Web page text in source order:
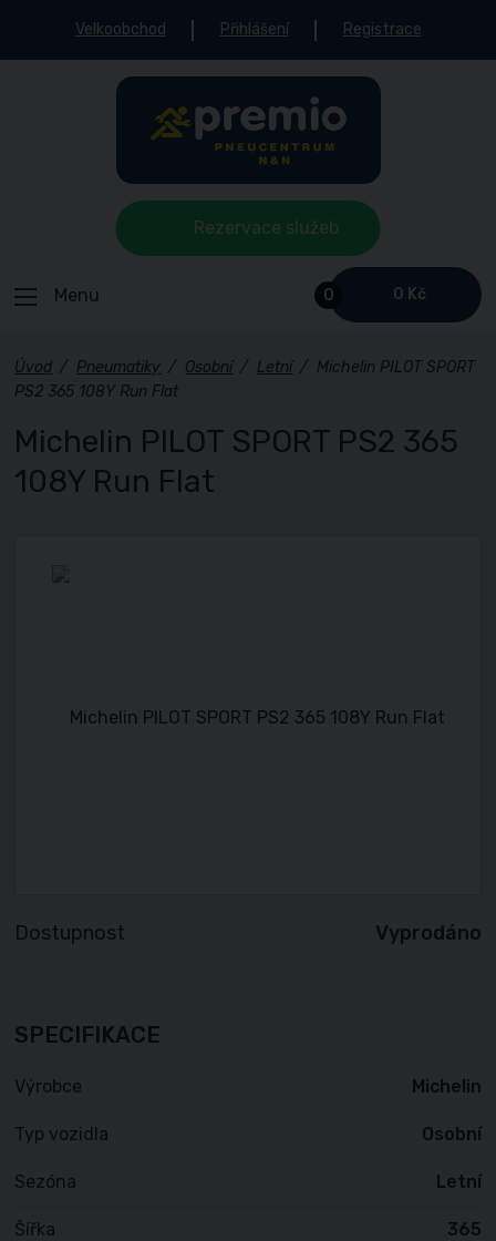
Velkoobchod Přihlášení Registrace
0 0 Kč
Menu
Rezervace služeb
Úvod / Pneumatiky / Osobní / Letní / Michelin PILOT SPORT
PS2 365 108Y Run Flat
Michelin PILOT SPORT PS2 365
108Y Run Flat
Dostupnost Vyprodáno
SPECIFIKACE
Výrobce Michelin
Typ vozidla Osobní
Sezóna Letní
Šířka 365